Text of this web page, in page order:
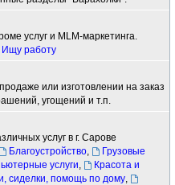
услуг и MLM-маркетинга.
Ищу работу
или изготовлении на заказ
угощений и т.п.
услуг в г. Сарове
Благоустройство,
Грузовые
услуги,
Красота и
сиделки, помощь по дому,